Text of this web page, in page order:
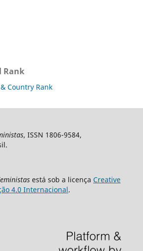
Rank
, ISSN 1806-9584,
está sob a licença Creative
4.0 Internacional.